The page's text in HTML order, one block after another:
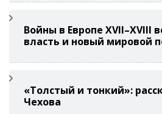
Войны в Европе XVII–XVIII
власть и новый мировой
«Толстый и тонкий»:
Чехова